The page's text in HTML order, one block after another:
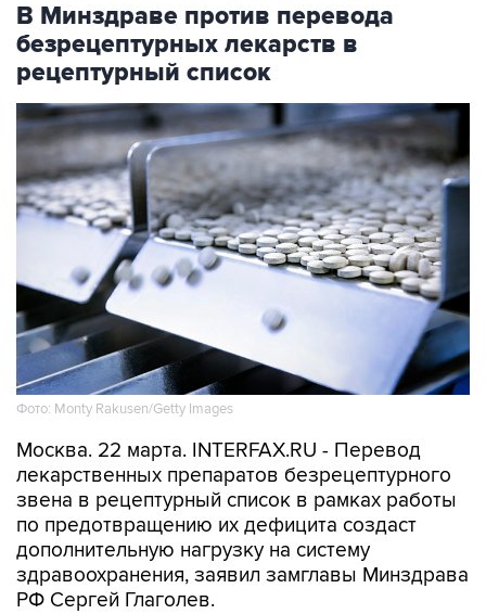
В Минздраве против перевода
безрецептурных лекарств в
рецептурный список
Фото: Monty Rakusen/Getty Images
Москва. 22 марта. INTERFAX.RU - Перевод
лекарственных препаратов безрецептурного
звена в рецептурный список в рамках работы
по предотвращению их дефицита создаст
дополнительную нагрузку на систему
здравоохранения, заявил замглавы Минздрава
РФ Сергей Глаголев.